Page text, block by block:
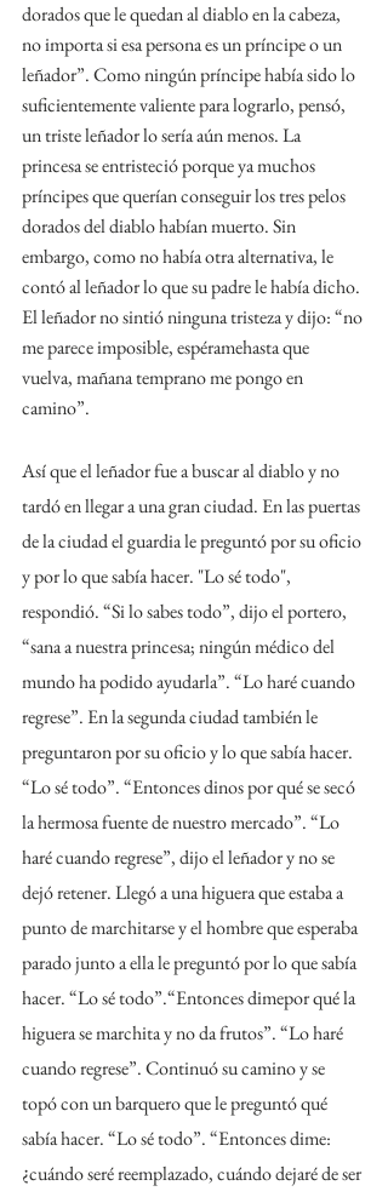
dorados que le quedan al diablo en la cabeza,
no importa si esa persona es un príncipe o un
leñador”. Como ningún príncipe había sido lo
suficientemente valiente para lograrlo, pensó,
un triste leñador lo sería aún menos. La
princesa se entristeció porque ya muchos
príncipes que querían conseguir los tres pelos
dorados del diablo habían muerto. Sin
embargo, como no había otra alternativa, le
contó al leñador lo que su padre le había dicho.
El leñador no sintió ninguna tristeza y dijo: “no
me parece imposible, espéramehasta que
vuelva, mañana temprano me pongo en
camino”.
Así que el leñador fue a buscar al diablo y no
tardó en llegar a una gran ciudad. En las puertas
de la ciudad el guardia le preguntó por su oficio
y por lo que sabía hacer. "Lo sé todo",
respondió. “Si lo sabes todo”, dijo el portero,
“sana a nuestra princesa; ningún médico del
mundo ha podido ayudarla”. “Lo haré cuando
regrese”. En la segunda ciudad también le
preguntaron por su oficio y lo que sabía hacer.
“Lo sé todo”. “Entonces dinos por qué se secó
la hermosa fuente de nuestro mercado”. “Lo
haré cuando regrese”, dijo el leñador y no se
dejó retener. Llegó a una higuera que estaba a
punto de marchitarse y el hombre que esperaba
parado junto a ella le preguntó por lo que sabía
hacer. “Lo sé todo”.“Entonces dimepor qué la
higuera se marchita y no da frutos”. “Lo haré
cuando regrese”. Continuó su camino y se
topó con un barquero que le preguntó qué
sabía hacer. “Lo sé todo”. “Entonces dime:
¿cuándo seré reemplazado, cuándo dejaré de ser